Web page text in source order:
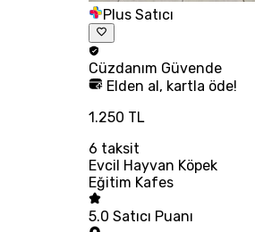
Plus Satıcı
Cüzdanım Güvende
Elden al, kartla öde!
1.250 TL
6 taksit
Evcil Hayvan Köpek
Eğitim Kafes
5.0 Satıcı Puanı